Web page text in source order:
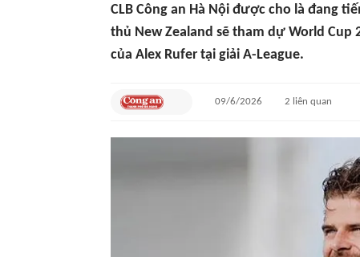
CLB Công an Hà Nội được cho là đang
thủ New Zealand sẽ tham dự World Cup
của Alex Rufer tại giải A-League.
09/6/2026 2 liên quan